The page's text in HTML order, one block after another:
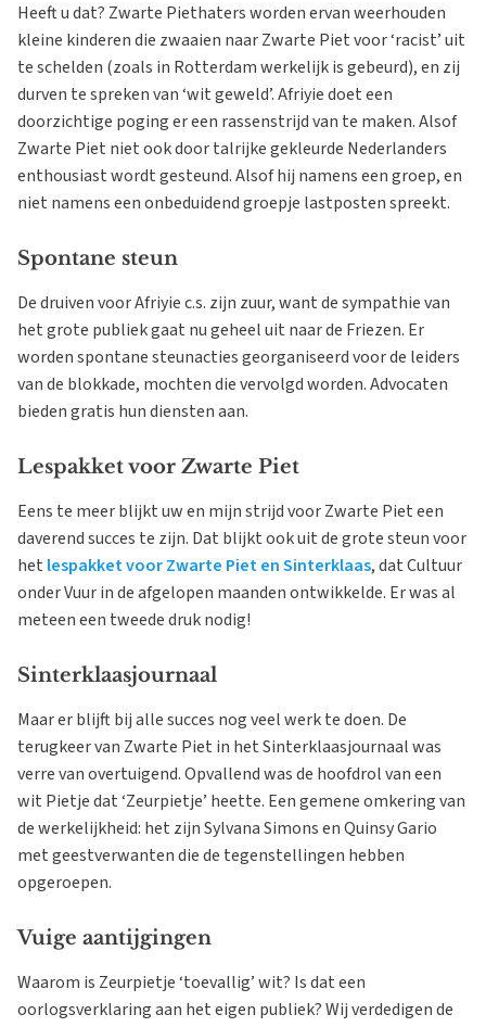
Heeft u dat? Zwarte Piethaters worden ervan weerhouden
kleine kinderen die zwaaien naar Zwarte Piet voor ‘racist’ uit
te schelden (zoals in Rotterdam werkelijk is gebeurd), en zij
durven te spreken van ‘wit geweld’. Afriyie doet een
doorzichtige poging er een rassenstrijd van te maken. Alsof
Zwarte Piet niet ook door talrijke gekleurde Nederlanders
enthousiast wordt gesteund. Alsof hij namens een groep, en
niet namens een onbeduidend groepje lastposten spreekt.
Spontane steun
De druiven voor Afriyie c.s. zijn zuur, want de sympathie van
het grote publiek gaat nu geheel uit naar de Friezen. Er
worden spontane steunacties georganiseerd voor de leiders
van de blokkade, mochten die vervolgd worden. Advocaten
bieden gratis hun diensten aan.
Lespakket voor Zwarte Piet
Eens te meer blijkt uw en mijn strijd voor Zwarte Piet een
daverend succes te zijn. Dat blijkt ook uit de grote steun voor
het lespakket voor Zwarte Piet en Sinterklaas, dat Cultuur
onder Vuur in de afgelopen maanden ontwikkelde. Er was al
meteen een tweede druk nodig!
Sinterklaasjournaal
Maar er blijft bij alle succes nog veel werk te doen. De
terugkeer van Zwarte Piet in het Sinterklaasjournaal was
verre van overtuigend. Opvallend was de hoofdrol van een
wit Pietje dat ‘Zeurpietje’ heette. Een gemene omkering van
de werkelijkheid: het zijn Sylvana Simons en Quinsy Gario
met geestverwanten die de tegenstellingen hebben
opgeroepen.
Vuige aantijgingen
Waarom is Zeurpietje ‘toevallig’ wit? Is dat een
oorlogsverklaring aan het eigen publiek? Wij verdedigen de